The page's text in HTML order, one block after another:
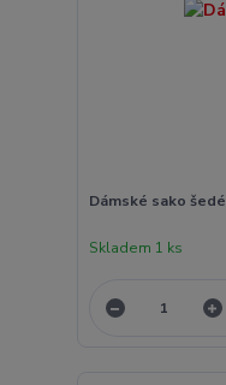
Dámské sako šedé
Skladem 1 ks